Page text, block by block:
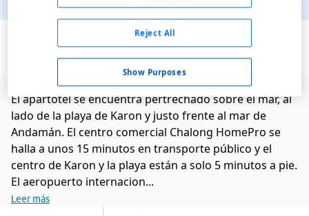
Ver en el mapa
El apartotel se encuentra pertrechado sobre el mar, al
lado de la playa de Karon y justo frente al mar de
Andamán. El centro comercial Chalong HomePro se
halla a unos 15 minutos en transporte público y el
centro de Karon y la playa están a solo 5 minutos a pie.
El aeropuerto internacion...
Leer más
Show Purposes
Reject All